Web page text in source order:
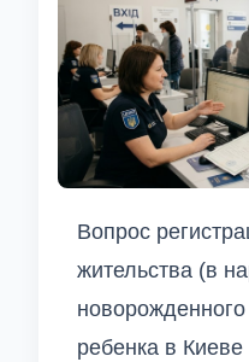
Вопрос
жительства (в
ребенка в